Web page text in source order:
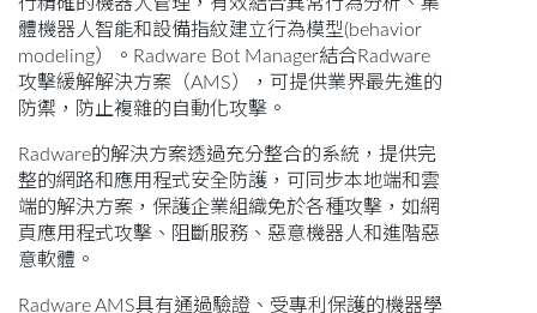
行精確的機器人管理，有效結合異常行為分析、集
體機器人智能和設備指紋建立行為模型(behavior
modeling）。Radware Bot Manager結合Radware
攻擊緩解解決方案（AMS），可提供業界最先進的
防禦，防止複雜的自動化攻擊。
Radware的解決方案透過充分整合的系統，提供完
整的網路和應用程式安全防護，可同步本地端和雲
端的解決方案，保護企業組織免於各種攻擊，如網
頁應用程式攻擊、阻斷服務、惡意機器人和進階惡
意軟體。
Radware AMS具有通過驗證、受專利保護的機器學